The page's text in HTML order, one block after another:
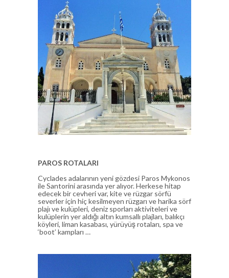
PAROS ROTALARI
Cyclades adalarının yeni gözdesi Paros Mykonos
ile Santorini arasında yer alıyor. Herkese hitap
edecek bir cevheri var, kite ve rüzgar sörfü
severler için hiç kesilmeyen rüzgarı ve harika sörf
plajı ve kulüpleri, deniz sporları aktiviteleri ve
kulüplerin yer aldığı altın kumsallı plajları, balıkçı
köyleri, liman kasabası, yürüyüş rotaları, spa ve
‘boot’ kampları …